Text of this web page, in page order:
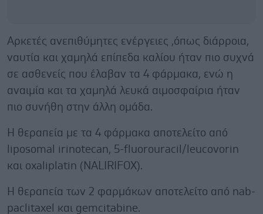
Αρκετές ανεπιθύμητες ενέργειες ,όπως διάρροια,
ναυτία και χαμηλά επίπεδα καλίου ήταν πιο συχνά
σε ασθενείς που έλαβαν τα 4 φάρμακα, ενώ η
αναιμία και τα χαμηλά λευκά αιμοσφαίρια ήταν
πιο συνήθη στην άλλη ομάδα.
Η θεραπεία με τα 4 φάρμακα αποτελείτο από
liposomal irinotecan, 5-fluorouracil/leucovorin
και oxaliplatin (NALIRIFOX).
Η θεραπεία των 2 φαρμάκων αποτελείτο από nab-
paclitaxel και gemcitabine.